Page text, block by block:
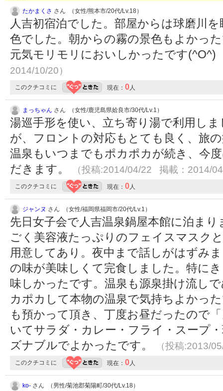
たかまくさ さん （女性/熊本市/20代/Lv.18）
人吉初宿泊でした。部屋からは球磨川
色でした。朝からの霧の景色もよかっ
元気モリモリにおいしかったです(^O^)
2014/10/20）
このクチコミに 現在： 0人
まっちゃん さん （女性/鹿児島県姶良市/30代/Lv.1）
湯巡手形を使い、立ち寄り湯で利用し
が、フロントの対応もとても良く、旅
温泉もいつまでもポカポカが続き、今
だきます。
（投稿:2014/04/22 掲載：2014/
このクチコミに 現在： 0人
ジャンヌ さん （女性/福岡県福岡市/20代/Lv.1）
先日女子会で人吉温泉鍋屋本館に泊ま
ごく美容液たっぷりのフェイスマスク
用意してあり。夜中まで話しがはずみ
の味が美味しくて完食しました。特に
味しかったです。温泉も源泉掛け流し
カポカして本物の温泉で気持ちよかっ
も預かって頂き、丁度お昼だったので
いてサラダ・カレー・フライ・スープ
ズナブルでよかったです。
（投稿:2013/
このクチコミに 現在： 0人
ko- さん （男性/菊池郡菊陽町/30代/Lv.18）